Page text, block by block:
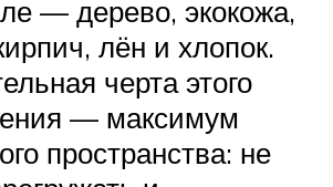
— дерево, экокожа,
лён и хлопок.
черта этого
— максимум
пространства: не